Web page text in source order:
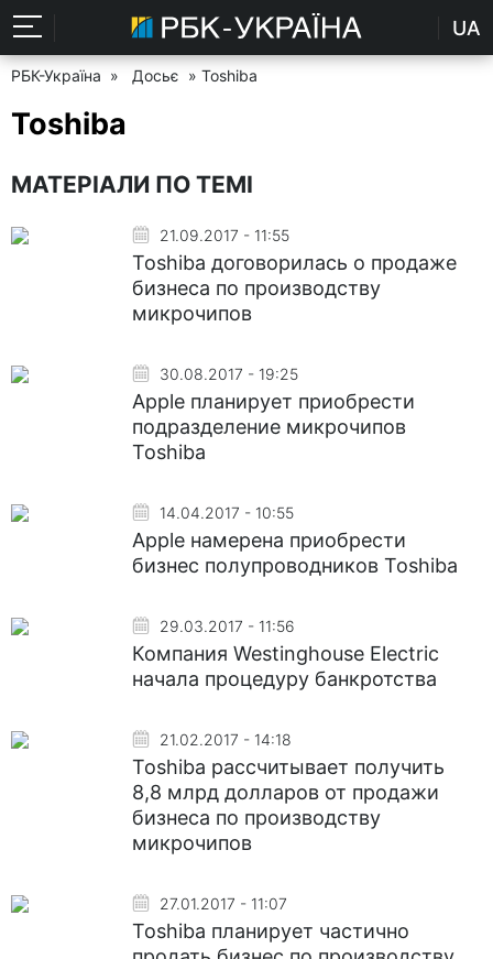
UA
РБК-Україна » Досьє » Toshiba
Toshiba
МАТЕРІАЛИ ПО ТЕМІ
21.09.2017 - 11:55
Toshiba договорилась о продаже
бизнеса по производству
микрочипов
30.08.2017 - 19:25
Apple планирует приобрести
подразделение микрочипов
Toshiba
14.04.2017 - 10:55
Apple намерена приобрести
бизнес полупроводников Toshiba
29.03.2017 - 11:56
Компания Westinghouse Electric
начала процедуру банкротства
21.02.2017 - 14:18
Toshiba рассчитывает получить
8,8 млрд долларов от продажи
бизнеса по производству
микрочипов
27.01.2017 - 11:07
Toshiba планирует частично